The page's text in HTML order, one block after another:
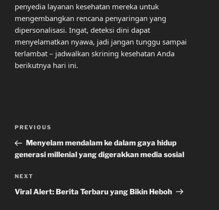
penyedia layanan kesehatan mereka untuk
mengembangkan rencana penyaringan yang
dipersonalisasi. Ingat, deteksi dini dapat
menyelamatkan nyawa, jadi jangan tunggu sampai
terlambat – jadwalkan skrining kesehatan Anda
berikutnya hari ini.
Previous
Post
PREVIOUS
Menyelam mendalam ke dalam gaya hidup
generasi millenial yang digerakkan media sosial
Next
Post
NEXT
Viral Alert: Berita Terbaru yang Bikin Heboh